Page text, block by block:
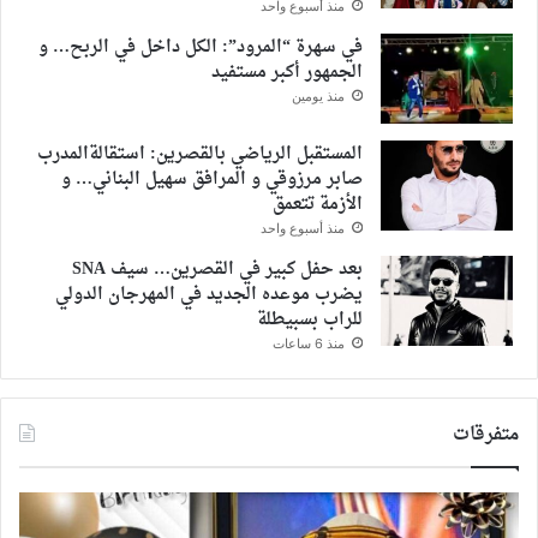
منذ أسبوع واحد
في سهرة “المرود”: الكل داخل في الربح… و
الجمهور أكبر مستفيد
منذ يومين
المستقبل الرياضي بالقصرين: استقالةالمدرب
صابر مرزوقي و المرافق سهيل البناني… و
الأزمة تتعمق
منذ أسبوع واحد
بعد حفل كبير في القصرين… سيف SNA
يضرب موعده الجديد في المهرجان الدولي
للراب بسبيطلة
منذ 6 ساعات
متفرقات
تهنئة